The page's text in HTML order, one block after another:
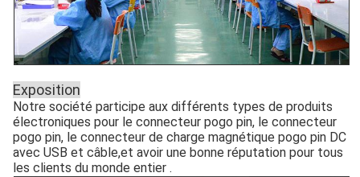
Exposition
Notre société participe aux différents types de produits
électroniques pour le connecteur pogo pin, le connecteur
pogo pin, le connecteur de charge magnétique pogo pin DC
avec USB et câble,et avoir une bonne réputation pour tous
les clients du monde entier .